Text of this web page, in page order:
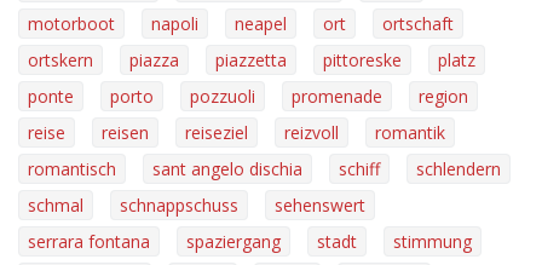
motorboot
napoli neapel ort
ortschaft
ortskern
piazza piazzetta pittoreske
platz
ponte
porto pozzuoli promenade
region
reise
reisen reiseziel reizvoll
romantik
romantisch
sant angelo dischia schiff
schlendern
schmal
schnappschuss
sehenswert
serrara fontana
spaziergang stadt
stimmung